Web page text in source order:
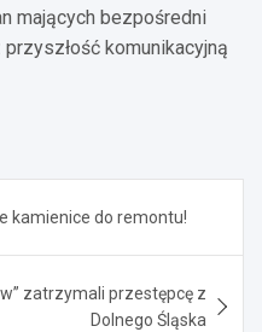
mających bezpośredni
komunikacyjną
kamienice do remontu!
zatrzymali przestępcę z
Dolnego Śląska